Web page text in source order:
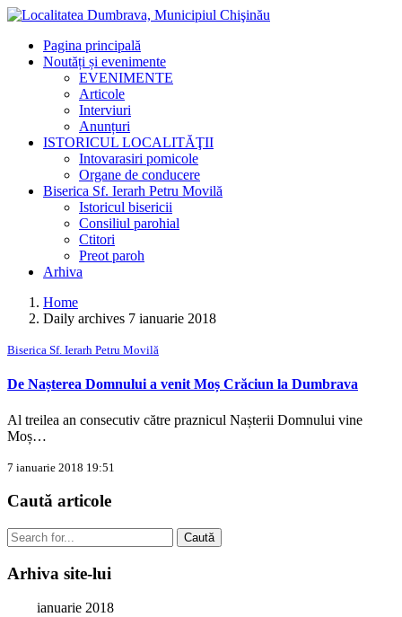
Pagina principală
Noutăți și evenimente
EVENIMENTE
Articole
Interviuri
Anunțuri
ISTORICUL LOCALITĂŢII
Intovarasiri pomicole
Organe de conducere
Biserica Sf. Ierarh Petru Movilă
Istoricul bisericii
Consiliul parohial
Ctitori
Preot paroh
Arhiva
Home
Daily archives 7 ianuarie 2018
Biserica Sf. Ierarh Petru Movilă
De Nașterea Domnului a venit Moș Crăciun la Dumbrava
Al treilea an consecutiv către praznicul Nașterii Domnului vine
Moș…
7 ianuarie 2018 19:51
Caută articole
Caută
Arhiva site-lui
ianuarie 2018